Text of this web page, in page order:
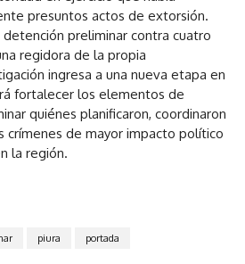
presuntos actos de extorsión.
preliminar contra cuatro
regidora de la propia
ingresa a una nueva etapa en
fortalecer los elementos de
quiénes planificaron, coordinaron
crímenes de mayor impacto político
la región.
piura
portada